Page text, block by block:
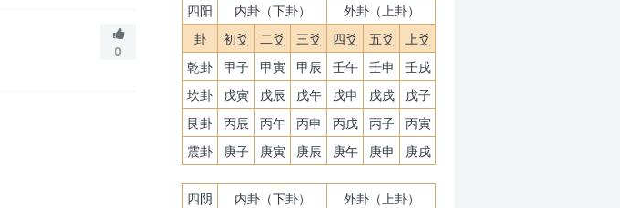
0
四阳 内卦（下卦）
外卦（上卦）
卦
初爻 二爻 三爻 四爻 五爻
上爻
乾卦
甲子 甲寅 甲辰 壬午 壬申
壬戌
坎卦
戊寅 戊辰 戊午 戊申 戊戌
戊子
艮卦 丙辰 丙午 丙申 丙戌 丙子
丙寅
震卦
庚子 庚寅 庚辰 庚午 庚申 庚戌
四阴 内卦（下卦）
外卦（上卦）